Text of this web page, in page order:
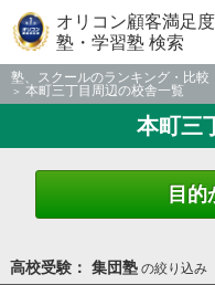
オリコン顧客満足
塾・学習塾 検索
塾、スクールのランキング・比較
本町三丁目周辺の校舎一覧
本町三
目的
高校受験： 集団塾の絞り込み